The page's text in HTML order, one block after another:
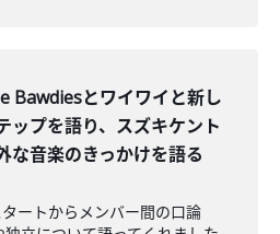
Bawdiesとワイワイと新し
ップを語り、スズキケント
な音楽のきっかけを語る
ートからメンバー間の口論